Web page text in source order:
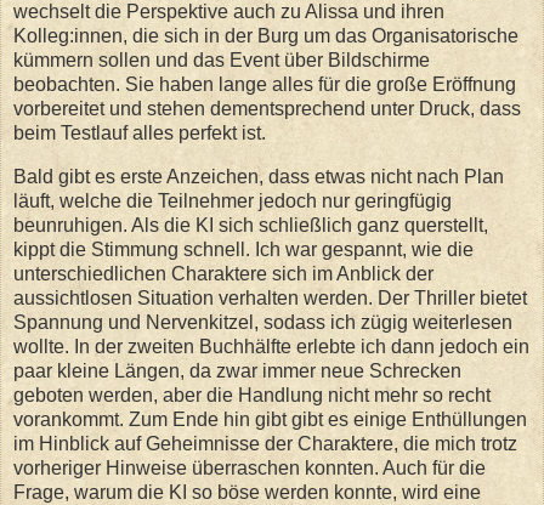
wechselt die Perspektive auch zu Alissa und ihren
Kolleg:innen, die sich in der Burg um das Organisatorische
kümmern sollen und das Event über Bildschirme
beobachten. Sie haben lange alles für die große Eröffnung
vorbereitet und stehen dementsprechend unter Druck, dass
beim Testlauf alles perfekt ist.
Bald gibt es erste Anzeichen, dass etwas nicht nach Plan
läuft, welche die Teilnehmer jedoch nur geringfügig
beunruhigen. Als die KI sich schließlich ganz querstellt,
kippt die Stimmung schnell. Ich war gespannt, wie die
unterschiedlichen Charaktere sich im Anblick der
aussichtlosen Situation verhalten werden. Der Thriller bietet
Spannung und Nervenkitzel, sodass ich zügig weiterlesen
wollte. In der zweiten Buchhälfte erlebte ich dann jedoch ein
paar kleine Längen, da zwar immer neue Schrecken
geboten werden, aber die Handlung nicht mehr so recht
vorankommt. Zum Ende hin gibt gibt es einige Enthüllungen
im Hinblick auf Geheimnisse der Charaktere, die mich trotz
vorheriger Hinweise überraschen konnten. Auch für die
Frage, warum die KI so böse werden konnte, wird eine